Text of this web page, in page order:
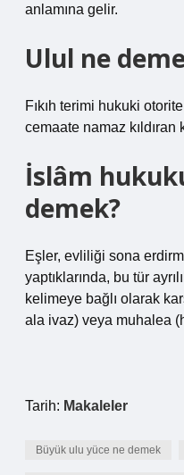
anlamına gelir.
Ulul ne
Fıkıh terimi hukuki
cemaate namaz kıldıran
İslâm
demek?
Eşler, evliliği sona
yaptıklarında, bu tür
kelimeye bağlı olarak
ala ivaz) veya muhalea
Tarih: Makaleler
Büyük ulu yüce ne demek